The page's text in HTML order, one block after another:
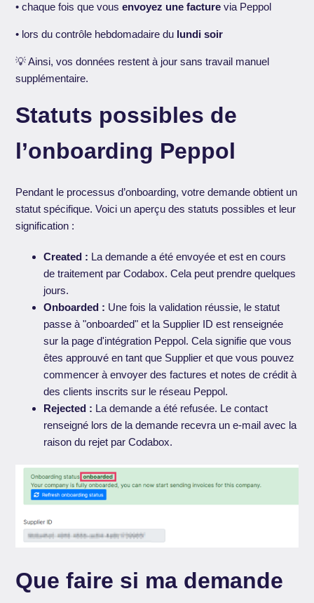
• chaque fois que vousenvoyez une facture via Peppol
• lors du contrôle hebdomadaire du lundi soir
💡 Ainsi, vos données restent à jour sans travail manuel
supplémentaire.
Statuts possibles de
l’onboarding Peppol
Pendant le processus d’onboarding, votre demande obtient un
statut spécifique. Voici un aperçu des statuts possibles et leur
signification :
Created : La demande a été envoyée et est en cours
de traitement par Codabox. Cela peut prendre quelques
jours.
Onboarded : Une fois la validation réussie, le statut
passe à "onboarded" et la Supplier ID est renseignée
sur la page d'intégration Peppol. Cela signifie que vous
êtes approuvé en tant que Supplier et que vous pouvez
commencer à envoyer des factures et notes de crédit à
des clients inscrits sur le réseau Peppol.
Rejected : La demande a été refusée. Le contact
renseigné lors de la demande recevra un e-mail avec la
raison du rejet par Codabox.
Que faire si ma demande